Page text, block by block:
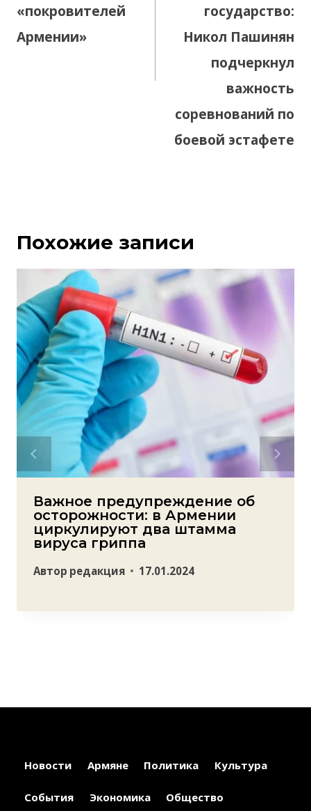
«покровителей
Армении»
государство:
Никол Пашинян
подчеркнул
важность
соревнований по
боевой эстафете
Похожие записи
Важное предупреждение об
осторожности: в Армении
циркулируют два штамма
вируса гриппа
Автор редакция 17.01.2024
Новости Армяне Политика Культура
События Экономика Общество